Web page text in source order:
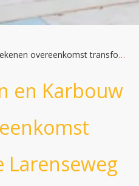
transformatie Larenseweg 30
en Karbouw